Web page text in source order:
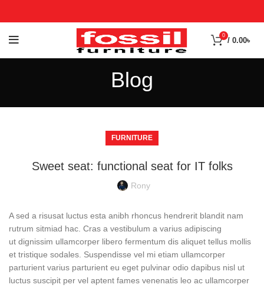
0
/ 0.00৳
Blog
FURNITURE
Sweet seat: functional seat for IT folks
Rony
A sed a risusat luctus esta anibh rhoncus hendrerit blandit nam
rutrum sitmiad hac. Cras a vestibulum a varius adipiscing
ut dignissim ullamcorper libero fermentum dis aliquet tellus mollis
et tristique sodales. Suspendisse vel mi etiam ullamcorper
parturient varius parturient eu eget pulvinar odio dapibus nisl ut
luctus suscipit per vel aptent fames venenatis leo ac ullamcorper